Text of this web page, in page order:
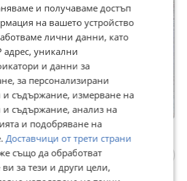
тип пеликан
15 юли
и получаваме достъп
на вашето устройство
лични данни, като
адрес, уникални
и данни за
за персонализирани
и съдържание, измерване на
и съдържание, анализ на
и подобряване на
Доставчици от трети страни
също да обработват
за тези и други цели,